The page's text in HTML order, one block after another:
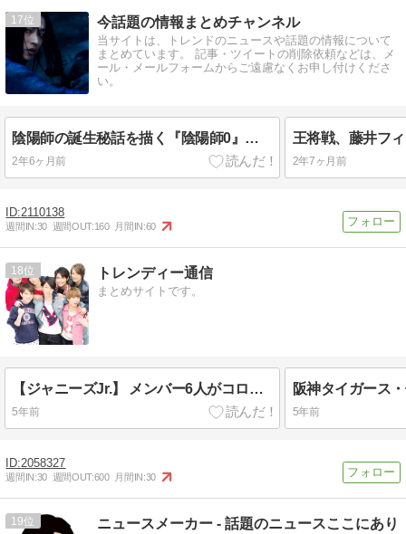
17 今話題の情報まとめチャンネル
当サイトは、トレンドのニュースや話題の情報について
まとめています。 記事・ツイートの削除依頼などは、メ
ール・メールフォームからご遠慮なくお申し付けくださ
い。
陰陽師の誕生秘話を描く『陰陽師0』！BUMPOFCHICKENの新曲も注目！
2年6ヶ月前 2年7ヶ月前
2110138
週間IN:30 週間OUT:160 月間IN:60
18 トレンディー通信
まとめサイトです。
【ジャニーズJr.】 メンバー6人がコロナ感染のTravis Japan 活動再開を報告で称賛の声続々！！
5年前 5年前
2058327
週間IN:30 週間OUT:600 月間IN:30
19 ニュースメーカー - 話題のニュースここにあり